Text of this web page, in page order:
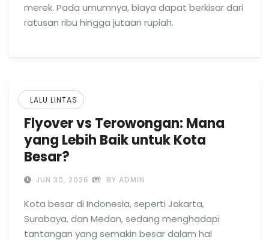
merek. Pada umumnya, biaya dapat berkisar dari
ratusan ribu hingga jutaan rupiah.
LALU LINTAS
Flyover vs Terowongan: Mana
yang Lebih Baik untuk Kota
Besar?
JUN 30, 2026 BY ADMIN
Kota besar di Indonesia, seperti Jakarta,
Surabaya, dan Medan, sedang menghadapi
tantangan yang semakin besar dalam hal